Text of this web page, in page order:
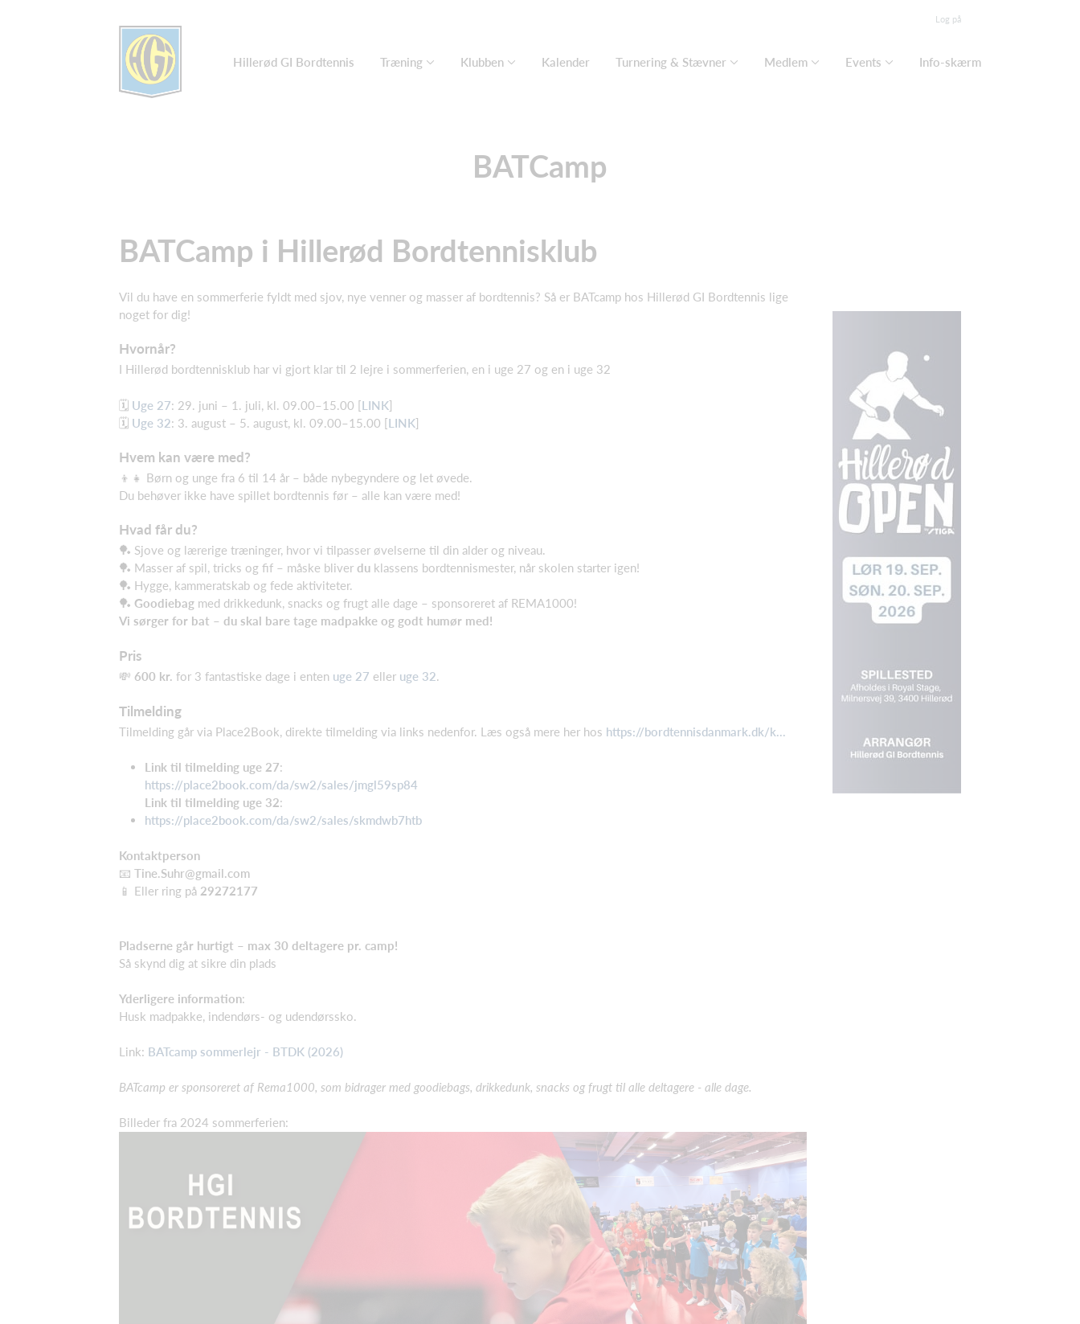
Log på
Hillerød GI Bordtennis Træning Klubben Kalender Turnering & Stævner Medlem Events Info-skærm
BATCamp
BATCamp i Hillerød Bordtennisklub
Vil du have en sommerferie fyldt med sjov, nye venner og masser af bordtennis? Så er BATcamp hos Hillerød GI Bordtennis lige
noget for dig!
Hvornår?
I Hillerød bordtennisklub har vi gjort klar til 2 lejre i sommerferien, en i uge 27 og en i uge 32
🗓️ Uge 27: 29. juni – 1. juli, kl. 09.00–15.00 [LINK]
🗓️ Uge 32: 3. august – 5. august, kl. 09.00–15.00 [LINK]
Hvem kan være med?
👦👧 Børn og unge fra 6 til 14 år – både nybegyndere og let øvede.
Du behøver ikke have spillet bordtennis før – alle kan være med!
Hvad får du?
🏓 Sjove og lærerige træninger, hvor vi tilpasser øvelserne til din alder og niveau.
🏓 Masser af spil, tricks og fif – måske bliver du klassens bordtennismester, når skolen starter igen!
🏓 Hygge, kammeratskab og fede aktiviteter.
🏓 Goodiebag med drikkedunk, snacks og frugt alle dage – sponsoreret af REMA1000!
Vi sørger for bat – du skal bare tage madpakke og godt humør med!
Pris
💸 600 kr. for 3 fantastiske dage i enten uge 27 eller uge 32.
Tilmelding
Tilmelding går via Place2Book, direkte tilmelding via links nedenfor. Læs også mere her hos https://bordtennisdanmark.dk/k...
Link til tilmelding uge 27:
https://place2book.com/da/sw2/sales/jmgl59sp84
Link til tilmelding uge 32:
https://place2book.com/da/sw2/sales/skmdwb7htb
Kontaktperson
📧 Tine.Suhr@gmail.com
📱 Eller ring på 29272177
Pladserne går hurtigt – max 30 deltagere pr. camp!
Så skynd dig at sikre din plads
Yderligere information:
Husk madpakke, indendørs- og udendørssko.
Link: BATcamp sommerlejr - BTDK (2026)
BATcamp er sponsoreret af Rema1000, som bidrager med goodiebags, drikkedunk, snacks og frugt til alle deltagere - alle dage.
Billeder fra 2024 sommerferien: